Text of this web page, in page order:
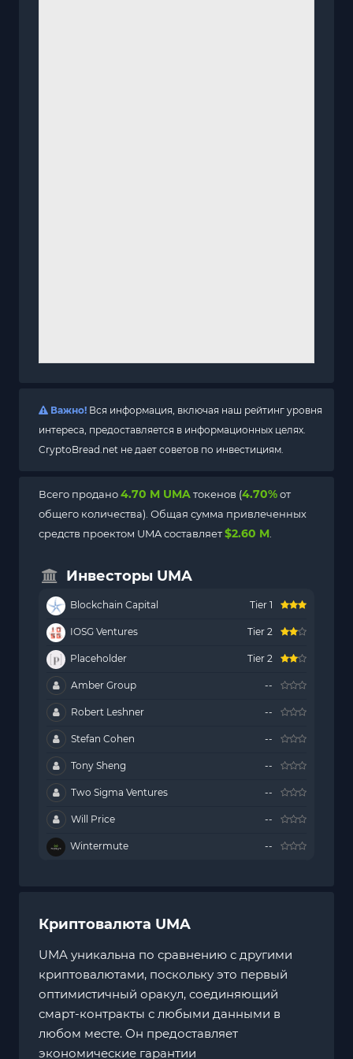
Важно! Вся информация, включая наш рейтинг уровня
интереса, предоставляется в информационных целях.
CryptoBread.net не дает советов по инвестициям.
Всего продано4.70 M UMAтокенов (4.70%от
общего количества). Общая сумма привлеченных
средств проектом UMA составляет$2.60 M
Инвесторы UMA
Blockchain Capital Tier 1
IOSG Ventures Tier 2
Placeholder Tier 2
Amber Group --
Robert Leshner --
Stefan Cohen --
Tony Sheng --
Two Sigma Ventures --
Will Price --
Wintermute --
Криптовалюта UMA
UMA уникальна по сравнению с другими
криптовалютами, поскольку это первый
оптимистичный оракул, соединяющий
смарт-контракты с любыми данными в
любом месте. Он предоставляет
экономические гарантии